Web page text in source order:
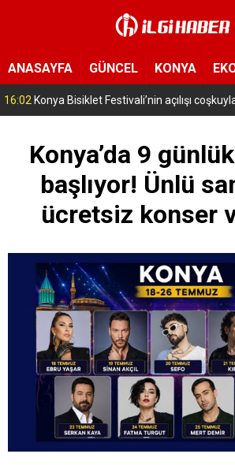
ANASAYFA GÜNCEL KONYA
15:11
Konya’da 9
başlıyor! Ünlü
ücretsiz konser